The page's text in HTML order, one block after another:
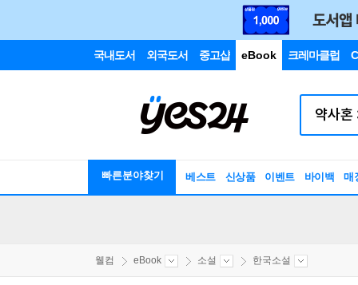
국내도서 외국도서 중고샵 eBook 크레마클럽
빠른분야찾기 베스트 신상품 이벤트 바이백 매
웰컴 eBook 소설 한국소설